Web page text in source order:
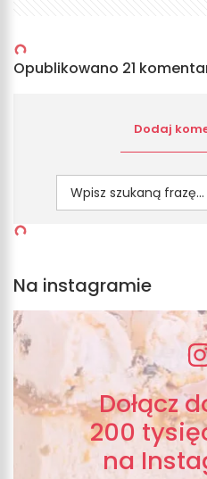
Opublikowano 21
Dodaj
Na instagramie
Dołącz
200
na